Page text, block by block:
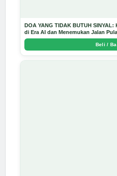
DOA YANG TIDAK BUTUH
di Era AI dan Menemukan Jalan
Arda Dinata
Beli /